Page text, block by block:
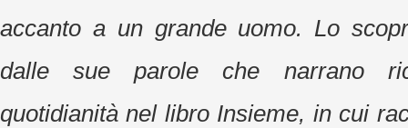
accanto a un grande uomo. Lo
dalle sue parole che narrano
quotidianità nel libro Insieme, in cui